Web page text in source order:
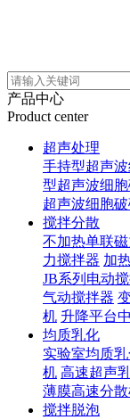
产品中心
Product center
超声处理
手持型超声
型超声波细
超声波细胞
搅拌分散
不加热单联
力搅拌器 加
JB系列电动
气动搅拌器
机 升降平台
均质乳化
实验室均质
机 高速超声
薄膜高速分
搅拌脱泡